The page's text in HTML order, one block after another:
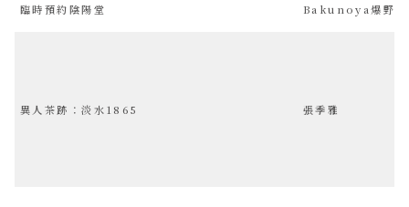
臨時預約陰陽堂 Bakunoya爆野家
異人茶跡：淡水1865 張季雅